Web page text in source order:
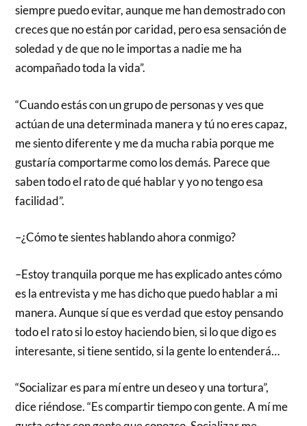
siempre puedo evitar, aunque me han demostrado con
creces que no están por caridad, pero esa sensación de
soledad y de que no le importas a nadie me ha
acompañado toda la vida”.
“Cuando estás con un grupo de personas y ves que
actúan de una determinada manera y tú no eres capaz,
me siento diferente y me da mucha rabia porque me
gustaría comportarme como los demás. Parece que
saben todo el rato de qué hablar y yo no tengo esa
facilidad”.
–¿Cómo te sientes hablando ahora conmigo?
–Estoy tranquila porque me has explicado antes cómo
es la entrevista y me has dicho que puedo hablar a mi
manera. Aunque sí que es verdad que estoy pensando
todo el rato si lo estoy haciendo bien, si lo que digo es
interesante, si tiene sentido, si la gente lo entenderá…
“Socializar es para mí entre un deseo y una tortura”,
dice riéndose. “Es compartir tiempo con gente. A mí me